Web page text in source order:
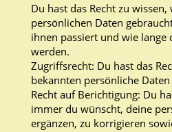
Du hast das Recht zu
persönlichen Daten
ihnen passiert und wie lange
werden.
Zugriffsrecht: Du hast das
bekannten persönliche
Recht auf Berichtigung: Du
immer du wünscht, deine
ergänzen, zu korrigieren